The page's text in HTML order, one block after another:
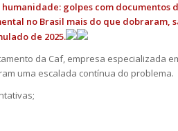
golpes com documentos
no Brasil mais do que dobraram,
de 2025.
da Caf, empresa especializada
uma escalada contínua do problema.